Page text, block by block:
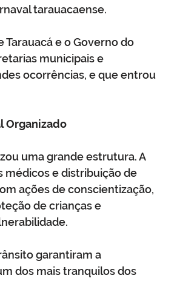
tarauacaense.
e o Governo do
municipais e
ocorrências, e que entrou
Organizado
uma grande estrutura. A
e distribuição de
ações de conscientização,
de crianças e
garantiram a
dos mais tranquilos dos